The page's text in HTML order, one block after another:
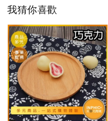
我猜你喜歡